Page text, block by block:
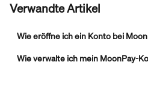
Verwandte Artikel
Wie eröffne ich ein Konto bei
Wie verwalte ich mein MoonPay-